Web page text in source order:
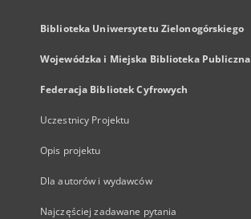
Biblioteka Uniwersytetu Zielonogórskiego
Wojewódzka i Miejska Biblioteka Publiczna
Federacja Bibliotek Cyfrowych
Uczestnicy Projektu
Opis projektu
Dla autorów i wydawców
Najczęściej zadawane pytania